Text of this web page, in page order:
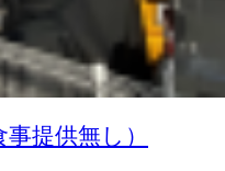
提供無し）